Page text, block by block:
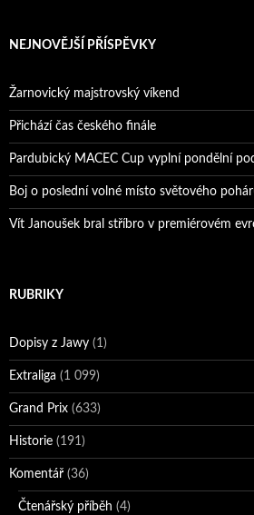
NEJNOVĚJŠÍ PŘÍSPĚVKY
Žarnovický majstrovský víkend
Přichází čas českého finále
Pardubický MACEC Cup vyplní pondělní
Boj o poslední volné místo světového
Vít Janoušek bral stříbro v premiérovém
RUBRIKY
Dopisy z Jawy (1)
Extraliga (1 099)
Grand Prix (633)
Historie (191)
Komentář (36)
Čtenářský příběh (4)